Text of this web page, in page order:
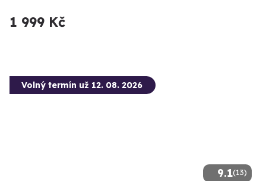
1 999 Kč
9.1(13)
Volný termín už 12. 08. 2026